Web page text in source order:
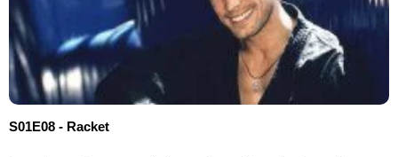
S01E08 - Racket